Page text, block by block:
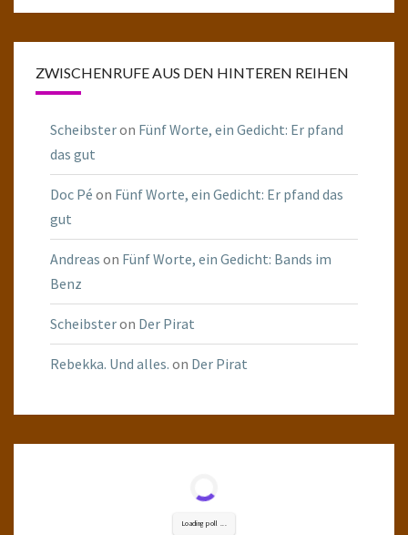
ZWISCHENRUFE AUS DEN HINTEREN REIHEN
Scheibsteron Fünf Worte, ein Gedicht: Er pfand
das gut
Doc Pé on Fünf Worte, ein Gedicht: Er pfand das
gut
Andreas on Fünf Worte, ein Gedicht: Bands im
Benz
Scheibsteron Der Pirat
Rebekka. Und alles. on Der Pirat
Loading poll ...